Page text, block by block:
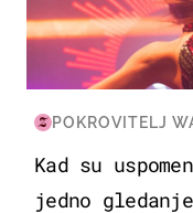
POKROVITELJ
Kad su
jedno